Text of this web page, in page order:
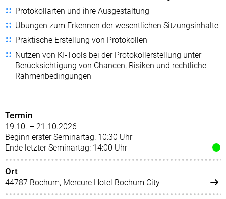
Protokollarten und ihre Ausgestaltung
Übungen zum Erkennen der wesentlichen Sitzungsinhalte
Praktische Erstellung von Protokollen
Nutzen von KI-Tools bei der Protokollerstellung unter
Berücksichtigung von Chancen, Risiken und rechtliche
Rahmenbedingungen
Termin
19.10. – 21.10.2026
Beginn erster Seminartag: 10:30 Uhr
Ende letzter Seminartag: 14:00 Uhr
Ort
44787 Bochum, Mercure Hotel Bochum City